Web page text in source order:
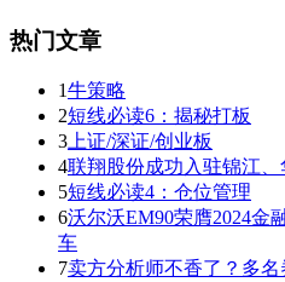
热门文章
1牛策略
2短线必读6：揭秘打板
3 上证/深证/创业板
4联翔股份成功入驻锦江、
5短线必读4：仓位管理
6沃尔沃EM90荣膺2024金
车
7卖方分析师不香了？多